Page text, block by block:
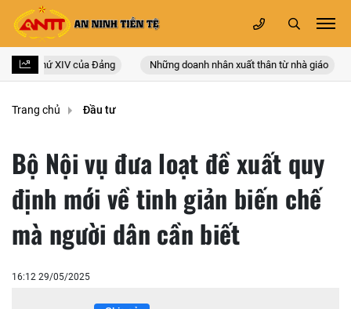
lần thứ XIV của Đảng Những doanh nhân xuất thân từ nhà giáo
Trang chủ Đầu tư
Bộ Nội vụ đưa loạt đề xuất quy
định mới về tinh giản biến chế
mà người dân cần biết
16:12 29/05/2025